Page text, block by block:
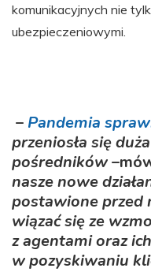
komunikacyjnych nie
ubezpieczeniowymi.
– Pandemia
przeniosła się
pośredników
nasze nowe
postawione przed
wiązać się ze
z agentami oraz
w pozyskiwaniu